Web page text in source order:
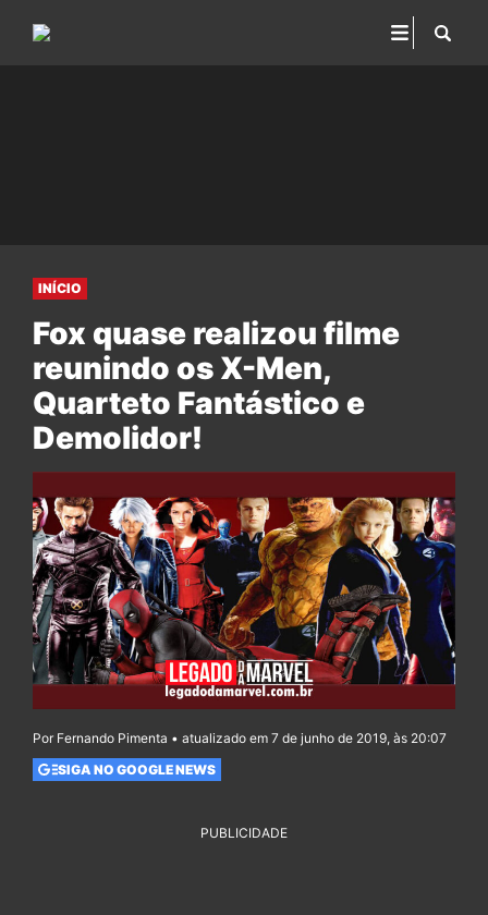
INÍCIO
Fox quase realizou filme
reunindo os X-Men,
Quarteto Fantástico e
Demolidor!
Por Fernando Pimenta • atualizado em 7 de junho de 2019, às 20:07
SIGA NO GOOGLE NEWS
PUBLICIDADE